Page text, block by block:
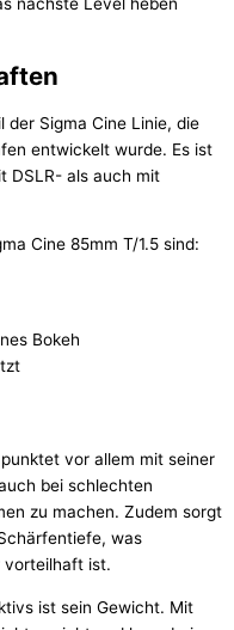
der Sigma Cine Linie, die
entwickelt wurde. Es ist
DSLR- als auch mit
Cine 85mm T/1.5 sind:
Bokeh
vor allem mit seiner
bei schlechten
zu machen. Zudem sorgt
was
vorteilhaft ist.
ist sein Gewicht. Mit